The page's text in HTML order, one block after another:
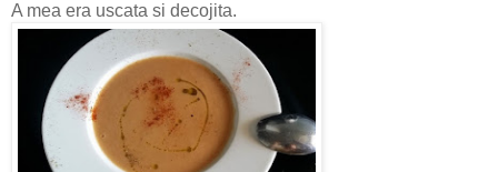
A mea era uscata si decojita.